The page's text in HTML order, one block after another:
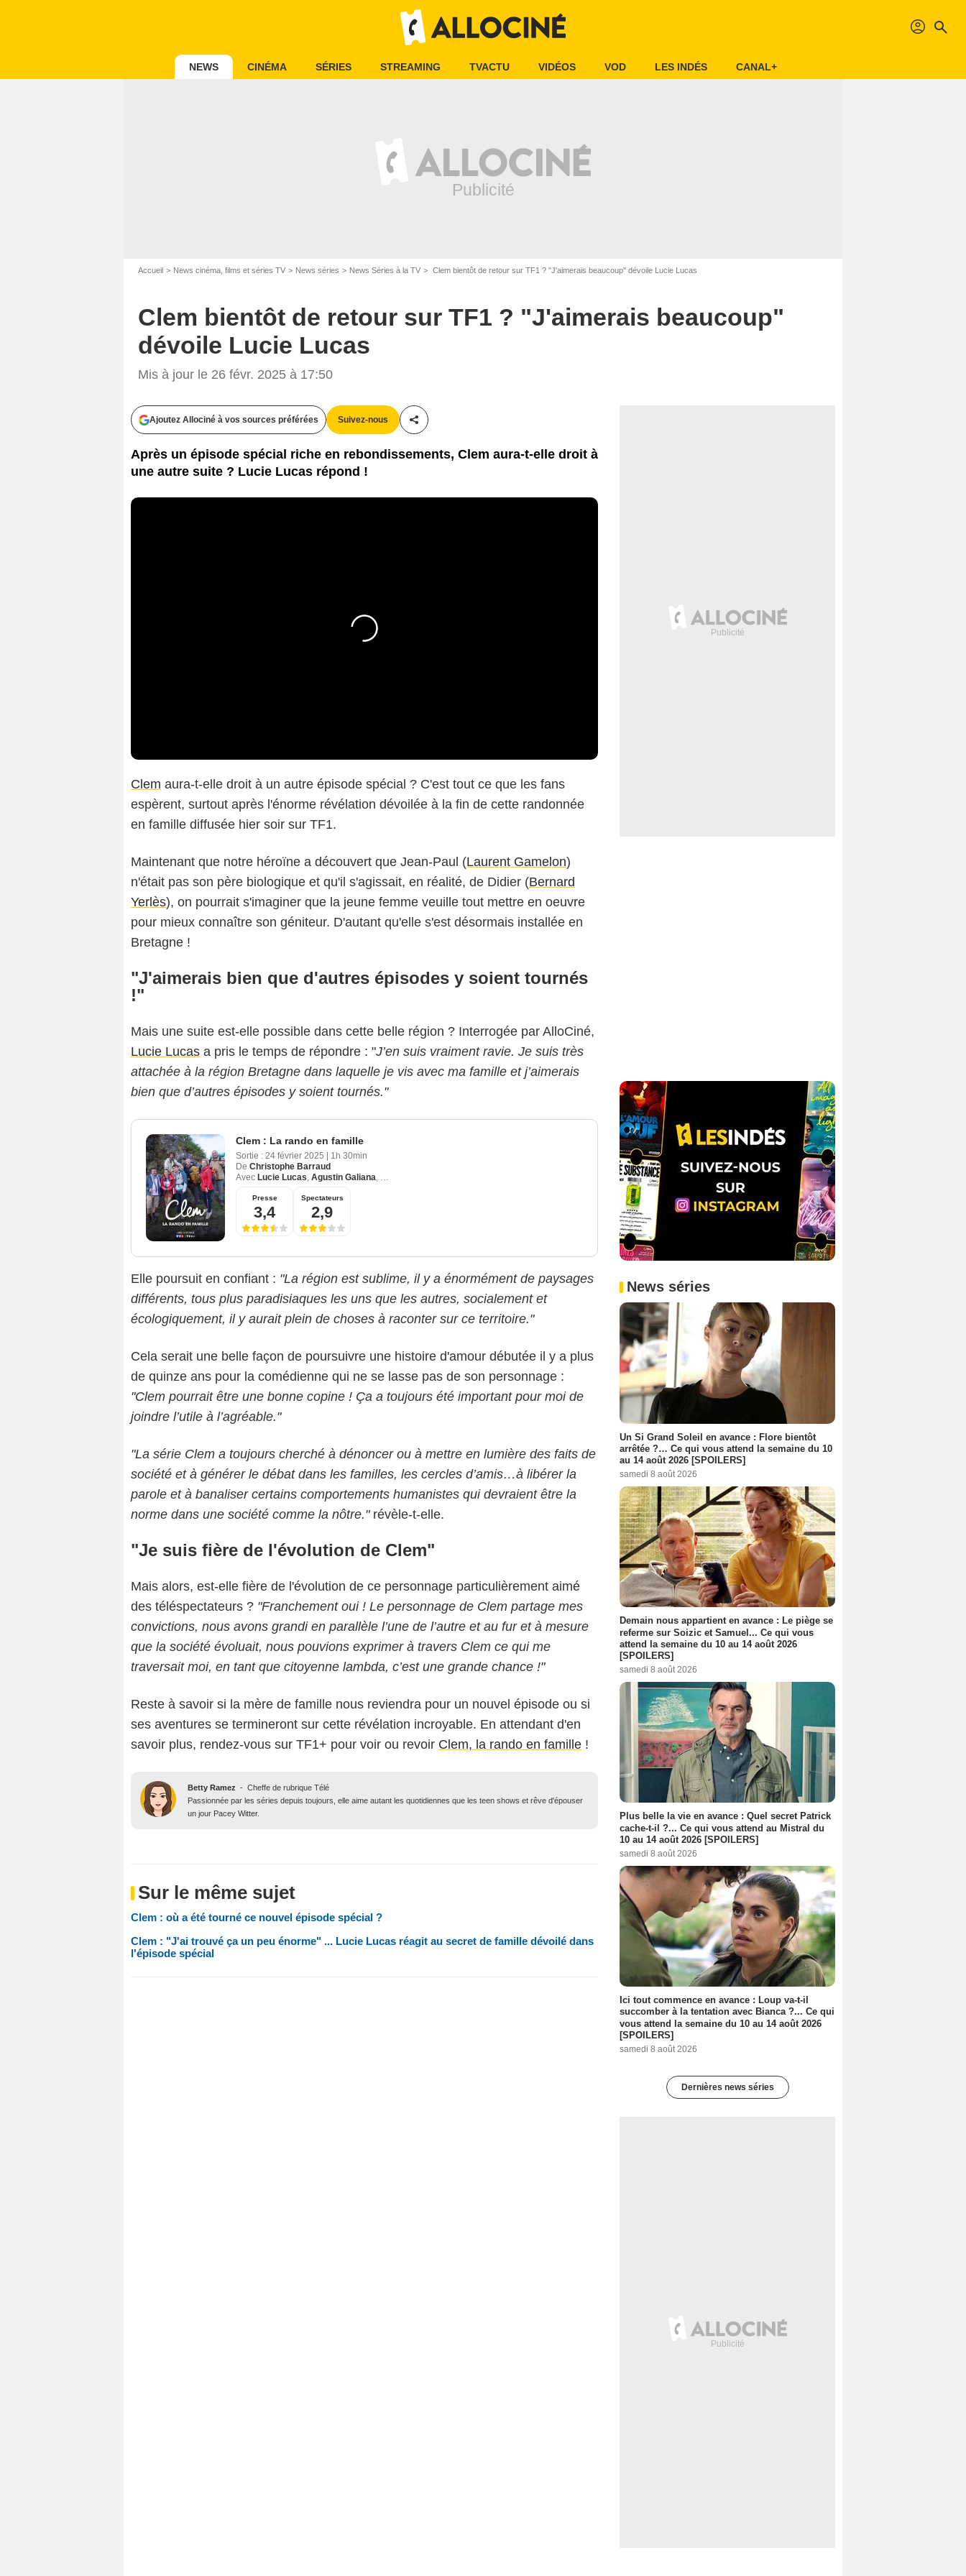
profil search
NEWS CINÉMA SÉRIES STREAMING TVACTU VIDÉOS VOD LES INDÉS CANAL+
Accueil News cinéma, films et séries TV News séries News Séries à la TV Clem bientôt de retour sur TF1 ? "J'aimerais beaucoup" dévoile Lucie Lucas
Clem bientôt de retour sur TF1 ? "J'aimerais beaucoup"
dévoile Lucie Lucas
Mis à jour le 26 févr. 2025 à 17:50
Ajoutez Allociné à vos sources préférées Suivez-nous
Partager cet article
Après un épisode spécial riche en rebondissements, Clem aura-t-elle droit à
une autre suite ? Lucie Lucas répond !
Clem aura-t-elle droit à un autre épisode spécial ? C'est tout ce que les fans
espèrent, surtout après l'énorme révélation dévoilée à la fin de cette randonnée
en famille diffusée hier soir sur TF1.
Maintenant que notre héroïne a découvert que Jean-Paul (Laurent Gamelon)
n'était pas son père biologique et qu'il s'agissait, en réalité, de Didier (Bernard
Yerlès), on pourrait s'imaginer que la jeune femme veuille tout mettre en oeuvre
pour mieux connaître son géniteur. D'autant qu'elle s'est désormais installée en
Bretagne !
"J'aimerais bien que d'autres épisodes y soient tournés
!"
Mais une suite est-elle possible dans cette belle région ? Interrogée par AlloCiné,
Lucie Lucas a pris le temps de répondre : "J’en suis vraiment ravie. Je suis très
attachée à la région Bretagne dans laquelle je vis avec ma famille et j’aimerais
bien que d’autres épisodes y soient tournés."
Clem : La rando en famille
Sortie : 24 février 2025
1h 30min
De Christophe Barraud
Avec Lucie Lucas, Agustin Galiana, Carole Richert
Presse
3,4
Spectateurs
2,9
Elle poursuit en confiant : "La région est sublime, il y a énormément de paysages
différents, tous plus paradisiaques les uns que les autres, socialement et
écologiquement, il y aurait plein de choses à raconter sur ce territoire."
Cela serait une belle façon de poursuivre une histoire d'amour débutée il y a plus
de quinze ans pour la comédienne qui ne se lasse pas de son personnage :
"Clem pourrait être une bonne copine ! Ça a toujours été important pour moi de
joindre l’utile à l’agréable."
"La série Clem a toujours cherché à dénoncer ou à mettre en lumière des faits de
société et à générer le débat dans les familles, les cercles d’amis…à libérer la
parole et à banaliser certains comportements humanistes qui devraient être la
norme dans une société comme la nôtre."révèle-t-elle.
"Je suis fière de l'évolution de Clem"
Mais alors, est-elle fière de l'évolution de ce personnage particulièrement aimé
des téléspectateurs ? "Franchement oui ! Le personnage de Clem partage mes
convictions, nous avons grandi en parallèle l’une de l’autre et au fur et à mesure
que la société évoluait, nous pouvions exprimer à travers Clem ce qui me
traversait moi, en tant que citoyenne lambda, c’est une grande chance !"
Reste à savoir si la mère de famille nous reviendra pour un nouvel épisode ou si
ses aventures se termineront sur cette révélation incroyable. En attendant d'en
savoir plus, rendez-vous sur TF1+ pour voir ou revoir Clem, la rando en famille !
Betty Ramez - Cheffe de rubrique Télé
Passionnée par les séries depuis toujours, elle aime autant les quotidiennes que les teen shows et rêve d'épouser
un jour Pacey Witter.
Sur le même sujet
Clem : où a été tourné ce nouvel épisode spécial ?
Clem : "J'ai trouvé ça un peu énorme" ... Lucie Lucas réagit au secret de famille dévoilé dans
l'épisode spécial
News séries
Un Si Grand Soleil en avance : Flore bientôt
arrêtée ?… Ce qui vous attend la semaine du 10
au 14 août 2026 [SPOILERS]
samedi 8 août 2026
Demain nous appartient en avance : Le piège se
referme sur Soizic et Samuel... Ce qui vous
attend la semaine du 10 au 14 août 2026
[SPOILERS]
samedi 8 août 2026
Plus belle la vie en avance : Quel secret Patrick
cache-t-il ?... Ce qui vous attend au Mistral du
10 au 14 août 2026 [SPOILERS]
samedi 8 août 2026
Ici tout commence en avance : Loup va-t-il
succomber à la tentation avec Bianca ?... Ce qui
vous attend la semaine du 10 au 14 août 2026
[SPOILERS]
samedi 8 août 2026
Dernières news séries